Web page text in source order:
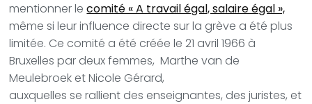
mentionnerlecomité « A travail égal, salaire égal »,
même si leur influence directe sur la grève a été plus
limitée. Ce comité a été créée le 21 avril 1966 à
Bruxelles par deux femmes, Marthe van de
Meulebroek et Nicole Gérard,
auxquelles se rallient des enseignantes, des juristes, et